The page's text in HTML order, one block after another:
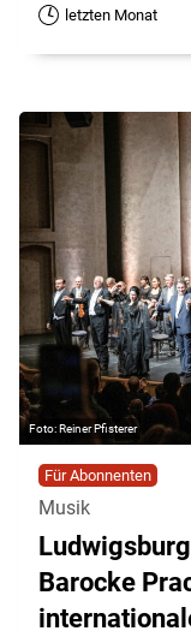
letzten Monat
Reiner Pfisterer
Für Abonnenten
Musik
Barocke